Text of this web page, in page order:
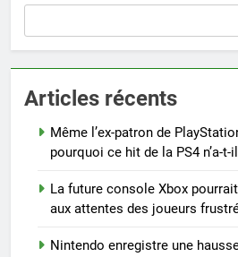
Articles récents
Même l’ex-patron de
pourquoi ce hit de la PS4 n’a-
La future console Xbox
aux attentes des joueurs
Nintendo enregistre une